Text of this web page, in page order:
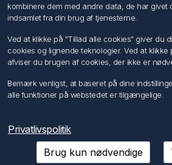
Min konto
Ordrer
Adresser
Ansøg om Sælger konto
Følg os
Copyright © 2026 Förch A/S. Alle rettigheder
Powered by
kombinere dem med andre data, de har givet
indsamlet fra din brug af tjenesterne.
Ved at klikke på "Tillad alle cookies" giver du
cookies og lignende teknologier. Ved at
afviser du brugen af cookies, der ikke er
Bemærk venligst, at baseret på dine
alle funktioner på webstedet er tilgængelige.
Privatlivspolitik
Brug kun nødvendige